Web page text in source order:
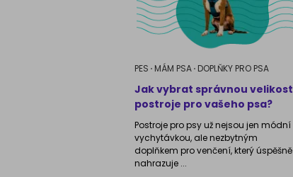
PES MÁM PSA DOPLŇKY PRO PSA
Jak vybrat správnou velikost
postroje pro vašeho psa?
Postroje pro psy už nejsou jen módní
vychytávkou, ale nezbytným
doplňkem pro venčení, který úspěšně
nahrazuje ...